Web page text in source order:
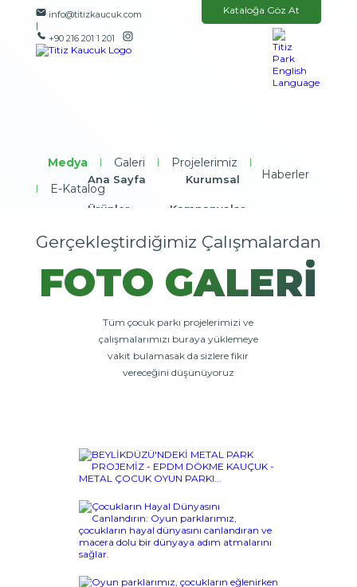
info@titizkaucuk.com
|
+90 216 201 1 201
Kataloğa Göz At
Ana Sayfa Kurumsal
Ürünler Kampanyalar
Referanslarımız Medya
İletişim
Medya | Galeri | Projelerimiz |
Haberler
| E-Katalog
Gerçekleştirdiğimiz Çalışmalardan
FOTO GALERİ
Tüm çocuk parkı projelerimizi ve
çalışmalarımızı buraya yüklemeye
vakit bulamasak da sizlere fikir
vereceğini düşünüyoruz